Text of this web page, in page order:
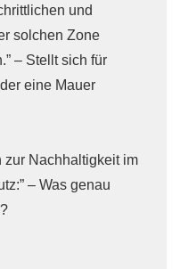
und
solchen Zone
– Stellt sich für
eine Mauer
zur Nachhaltigkeit im
– Was genau